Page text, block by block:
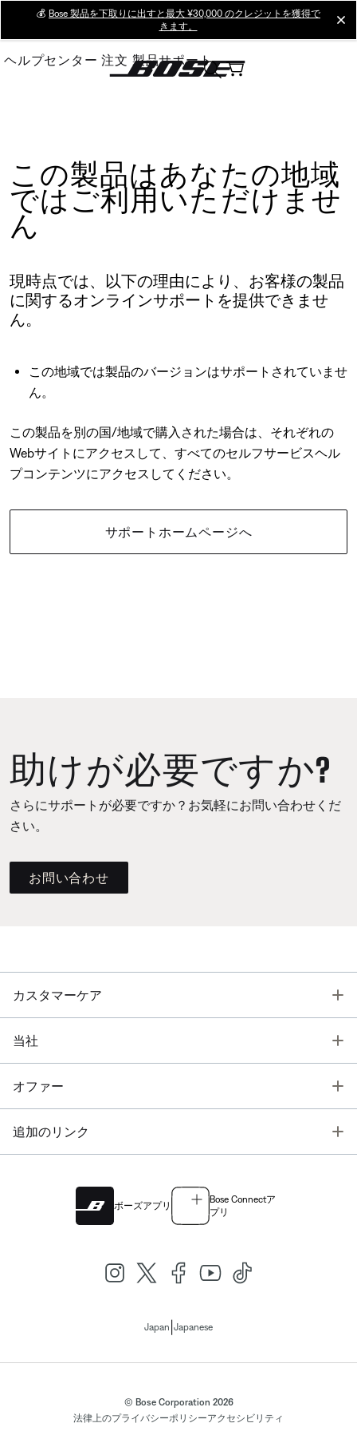
Main
💰 Bose 製品を下取りに出すと最大 ¥30,000 のクレジットを獲得で
きます。
ヘルプセンター 注文 製品サポート
この製品はあなたの地域
ではご利用いただけませ
ん
現時点では、以下の理由により、お客様の製品
に関するオンラインサポートを提供できませ
ん。
この地域では製品のバージョンはサポートされていませ
ん。
この製品を別の国/地域で購入された場合は、それぞれの
Webサイトにアクセスして、すべてのセルフサービスヘル
プコンテンツにアクセスしてください。
サポートホームページへ
助けが必要ですか?
さらにサポートが必要ですか？お気軽にお問い合わせくだ
さい。
お問い合わせ
カスタマーケア
当社
オファー
追加のリンク
ボーズアプリ
Bose Connectア
プリ
Japan Japanese
© Bose Corporation 2026
法律上のプライバシーポリシーアクセシビリティ